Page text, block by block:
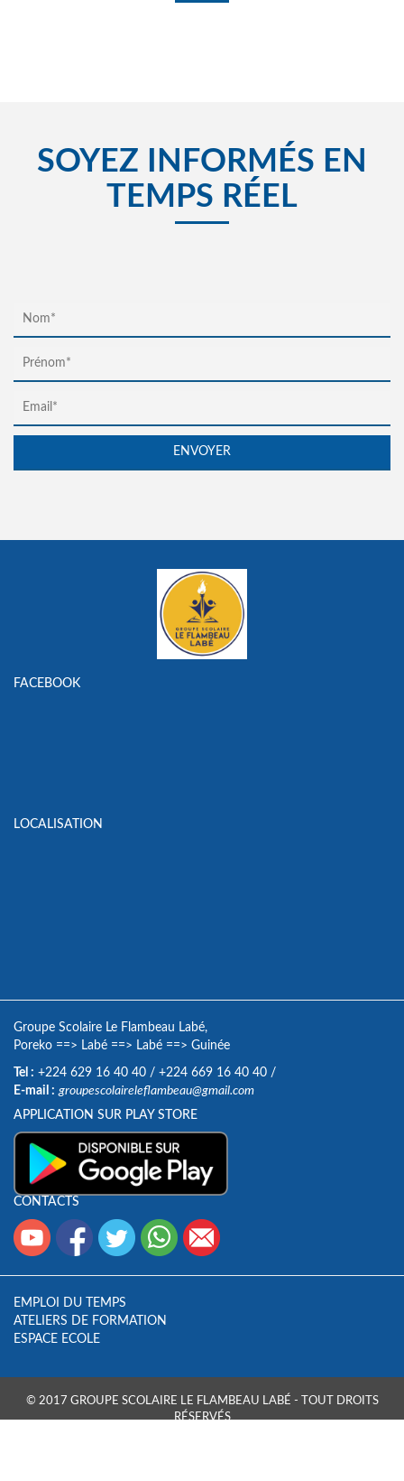
SOYEZ INFORMÉS EN
TEMPS RÉEL
FACEBOOK
LOCALISATION
Groupe Scolaire Le Flambeau Labé,
Poreko ==> Labé ==> Labé ==> Guinée
Tel : +224 629 16 40 40 / +224 669 16 40 40 /
E-mail : groupescolaireleflambeau@gmail.com
APPLICATION SUR PLAY STORE
CONTACTS
EMPLOI DU TEMPS
ATELIERS DE FORMATION
ESPACE ECOLE
© 2017 GROUPE SCOLAIRE LE FLAMBEAU LABÉ - TOUT DROITS
RÉSERVÉS